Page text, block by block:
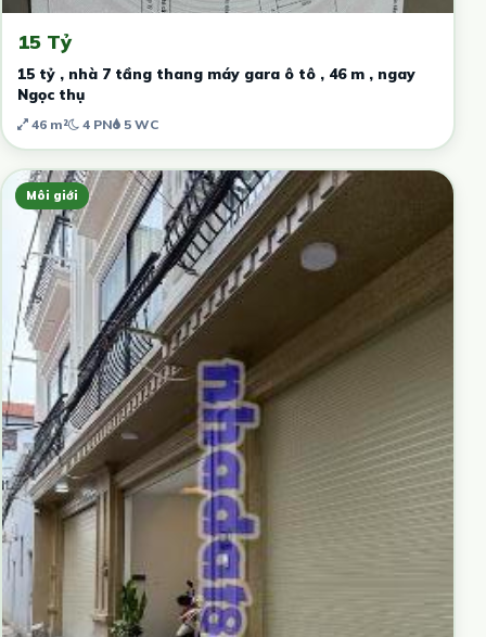
15 Tỷ
15 tỷ , nhà 7 tầng thang máy gara ô tô , 46 m , ngay
Ngọc thụ
46 m² 4 PN 5 WC
Môi giới